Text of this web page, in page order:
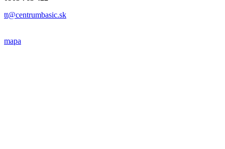
tt@centrumbasic.sk
mapa